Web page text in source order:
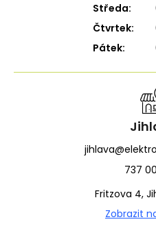
Středa:
Čtvrtek:
Pátek:
737
Fritzova 4,
Zobrazit